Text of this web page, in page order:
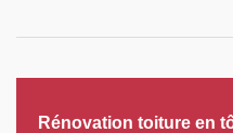
Rénovation toiture en